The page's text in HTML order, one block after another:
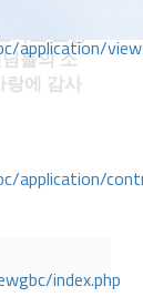
application/
application/
index.php
기도 요청
들의 소
랑에 감사